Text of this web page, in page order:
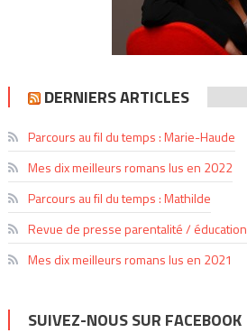
DERNIERS ARTICLES
Parcours au fil du temps : Marie-Haude
Mes dix meilleurs romans lus en 2022
Parcours au fil du temps : Mathilde
Revue de presse parentalité / éducation
Mes dix meilleurs romans lus en 2021
SUIVEZ-NOUS SUR FACEBOOK